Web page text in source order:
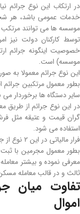
در ارتکاب این نوع جرائم
خدمات عمومی باشد، هر
موسسه ­ها می‌ توانند
توسط کارکنان دولت نیز
خصوصیت اینگونه جرائم
موسسه) است.
این نوع جرائم معمولا به
بطور معمول مرتکبین
سایر دستگاه ‌ها برخوردار می­
در این نوع جرائم از طریق
­گران قیمت و عتیقه مثل
استفاده می ­شود.
فرار مالیاتی در این 2 نوع از جرائم بطور معمول وجود دارد.
بطور معمول مجرمین با
معرفی نموده و بیشتر
ثالث و در قالب معامله
تفاوت میان
اموال